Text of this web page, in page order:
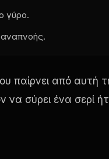
γύρο.
παίρνει από αυτή
να σύρει ένα σερί